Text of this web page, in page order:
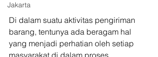
Jakarta
Di dalam suatu aktivitas pengiriman
barang, tentunya ada beragam hal
yang menjadi perhatian oleh setiap
masyarakat di dalam proses